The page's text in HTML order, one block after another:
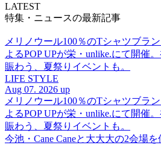
LATEST
特集・ニュースの最新記事
メリノウール100％のTシャツブラ
よるPOP UPが栄・unlike.にて開催
賑わう、夏祭りイベントも。
LIFE STYLE
Aug 07. 2026 up
メリノウール100％のTシャツブラ
よるPOP UPが栄・unlike.にて開催
賑わう、夏祭りイベントも。
今池・Cane Caneと大大大の2会場